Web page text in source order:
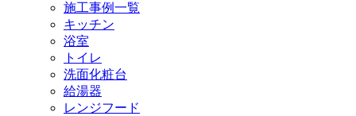
施工事例一覧
キッチン
浴室
トイレ
洗面化粧台
給湯器
レンジフード